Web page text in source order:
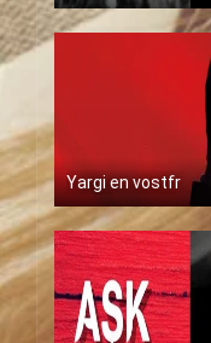
Yargi en vostfr